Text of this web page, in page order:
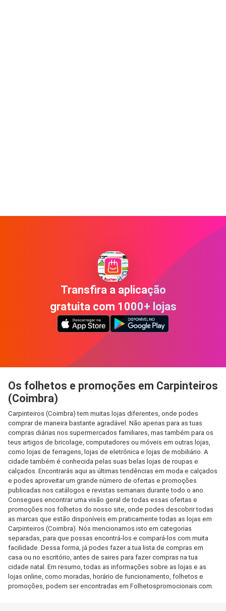
Transfira a aplicação
gratuita com 1000+ lojas
Os folhetos e promoções em Carpinteiros
(Coimbra)
Carpinteiros (Coimbra) tem muitas lojas diferentes, onde podes
comprar de maneira bastante agradável. Não apenas para as tuas
compras diárias nos supermercados familiares, mas também para os
teus artigos de bricolage, computadores ou móveis em outras lojas,
como lojas de ferragens, lojas de eletrónica e lojas de mobiliário. A
cidade também é conhecida pelas suas belas lojas de roupas e
calçados. Encontrarás aqui as últimas tendências em moda e calçados
e podes aproveitar um grande número de ofertas e promoções
publicadas nos catálogos e revistas semanais durante todo o ano.
Consegues encontrar uma visão geral de todas essas ofertas e
promoções nos folhetos do nosso site, onde podes descobrir todas
as marcas que estão disponíveis em praticamente todas as lojas em
Carpinteiros (Coimbra). Nós mencionamos isto em categorias
separadas, para que possas encontrá-los e compará-los com muita
facilidade. Dessa forma, já podes fazer a tua lista de compras em
casa ou no escritório, antes de saires para fazer compras na tua
cidade natal. Em resumo, todas as informações sobre as lojas e as
lojas online, como moradas, horário de funcionamento, folhetos e
promoções, podem ser encontradas em Folhetospromocionais.com.